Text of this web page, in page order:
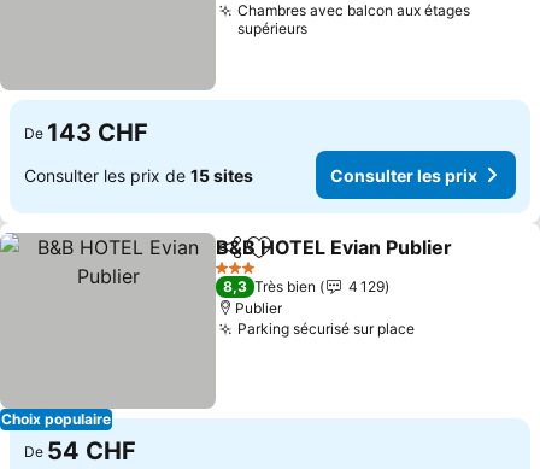
Chambres avec balcon aux étages
supérieurs
De 143 CHF
Consulter les prix de 15 sites Consulter les prix
Choix populaire
PartagerAjouter à mes favoris
B&B HOTEL Evian Publier
3 Étoiles
8,3 Très bien
4 129
Publier
Parking sécurisé sur place
De 54 CHF